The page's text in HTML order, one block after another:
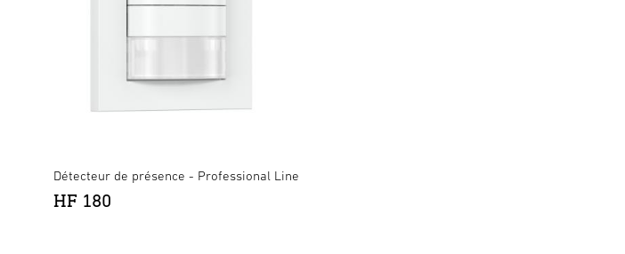
Détecteur de présence - Professional Line
HF 180